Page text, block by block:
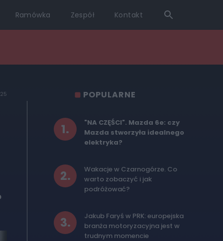
Ramówka Zespół Kontakt
POPULARNE
1.
"NA CZĘŚCI". Mazda 6e: czy
Mazda stworzyła idealnego
elektryka?
2.
Wakacje w Czarnogórze. Co
warto zobaczyć i jak
podróżować?
3.
Jakub Faryś w PRK: europejska
branża motoryzacyjna jest w
trudnym momencie